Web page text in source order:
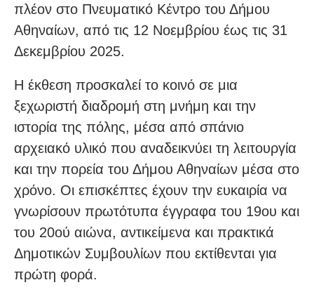
πλέον στο Πνευματικό Κέντρο του Δήμου
Αθηναίων, από τις 12 Νοεμβρίου έως τις 31
Δεκεμβρίου 2025.
Η έκθεση προσκαλεί το κοινό σε μια
ξεχωριστή διαδρομή στη μνήμη και την
ιστορία της πόλης, μέσα από σπάνιο
αρχειακό υλικό που αναδεικνύει τη λειτουργία
και την πορεία του Δήμου Αθηναίων μέσα στο
χρόνο. Οι επισκέπτες έχουν την ευκαιρία να
γνωρίσουν πρωτότυπα έγγραφα του 19ου και
του 20ού αιώνα, αντικείμενα και πρακτικά
Δημοτικών Συμβουλίων που εκτίθενται για
πρώτη φορά.